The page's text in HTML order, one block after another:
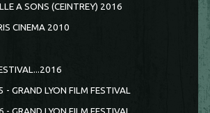
A SONS (CEINTREY) 2016
CINEMA 2010
- GRAND LYON FILM FESTIVAL